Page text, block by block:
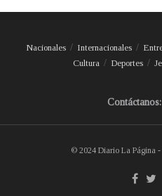
Nacionales Internacionales
Cultura
Deportes
© 2024 Diario La Página